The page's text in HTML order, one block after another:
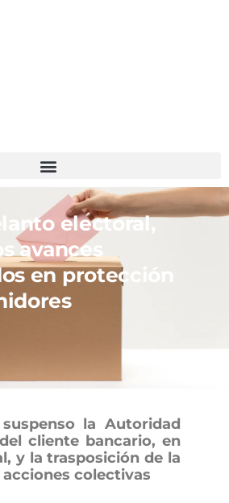
electoral,
avances
en protección
la Autoridad
cliente bancario, en
y la trasposición de la
colectivas